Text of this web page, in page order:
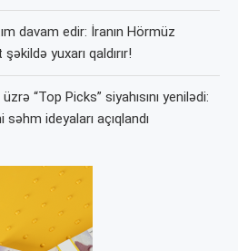
davam edir: İranın Hörmüz
yuxarı qaldırır!
“Top Picks” siyahısını yenilədi:
ideyaları açıqlandı